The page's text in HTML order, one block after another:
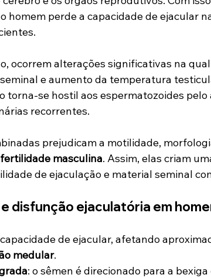
homem perde a capacidade de ejacular
ocorrem alterações significativas na
e aumento da temperatura
torna-se hostil aos espermatozoides pelo
recorrentes.
prejudicam a motilidade,
fertilidade masculina. Assim, elas criam
de ejaculação e material seminal
disfunção ejaculatória em
de ejacular, afetando
medular.
: o sêmen é direcionado para a